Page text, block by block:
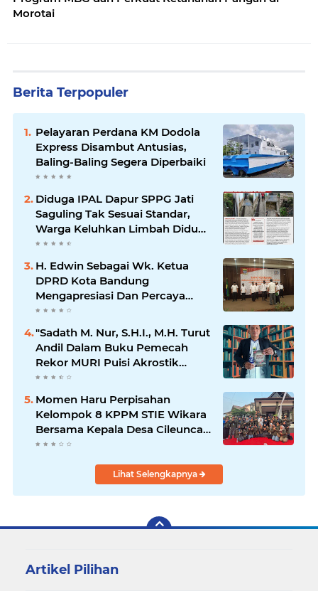
Morotai
Berita Terpopuler
Pelayaran Perdana KM Dodola
Express Disambut Antusias,
Baling-Baling Segera Diperbaiki
Diduga IPAL Dapur SPPG Jati
Saguling Tak Sesuai Standar,
Warga Keluhkan Limbah Diduga
Mengalir ke Sungai
H. Edwin Sebagai Wk. Ketua
DPRD Kota Bandung
Mengapresiasi Dan Percaya
Penuh Kepada Kepemimpinan
Merdi Hajiji Sebagai ketua DPD
Lpm Kota Bandung Periode
2021-2026
"Sadath M. Nur, S.H.I., M.H. Turut
Andil Dalam Buku Pemecah
Rekor MURI Puisi Akrostik
Terbanyak
Momen Haru Perpisahan
Kelompok 8 KPPM STIE Wikara
Bersama Kepala Desa Cileunca
di Kecamatan Bojong
Lihat Selengkapnya
Artikel Pilihan